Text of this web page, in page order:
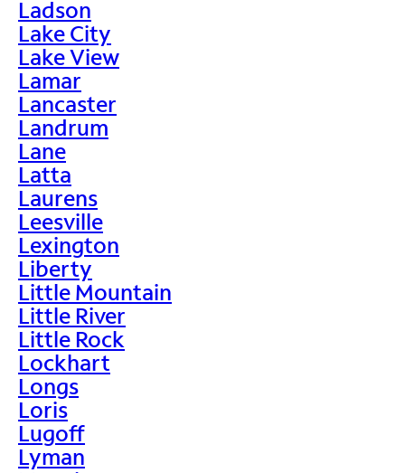
Ladson
Lake City
Lake View
Lamar
Lancaster
Landrum
Lane
Latta
Laurens
Leesville
Lexington
Liberty
Little Mountain
Little River
Little Rock
Lockhart
Longs
Loris
Lugoff
Lyman